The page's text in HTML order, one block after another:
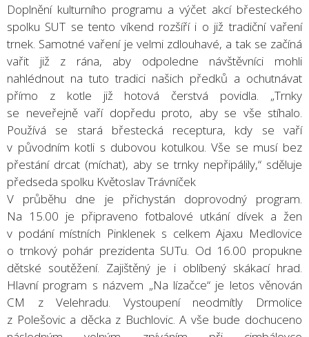
Doplnění kulturního programu a výčet akcí břesteckého
spolku SUT se tento víkend rozšíří i o již tradiční vaření
trnek. Samotné vaření je velmi zdlouhavé, a tak se začíná
vařit již z rána, aby odpoledne návštěvníci mohli
nahlédnout na tuto tradici našich předků a ochutnávat
přímo z kotle již hotová čerstvá povidla. „Trnky
se neveřejně vaří dopředu proto, aby se vše stíhalo.
Používá se stará břestecká receptura, kdy se vaří
v původním kotli s dubovou kotulkou. Vše se musí bez
přestání drcat (míchat), aby se trnky nepřipálily,“ sděluje
předseda spolku Květoslav Trávníček
V průběhu dne je přichystán doprovodný program.
Na 15.00 je připraveno fotbalové utkání dívek a žen
v podání místních Pinklenek s celkem Ajaxu Medlovice
o trnkový pohár prezidenta SUTu. Od 16.00 propukne
dětské soutěžení. Zajištěný je i oblíbený skákací hrad.
Hlavní program s názvem „Na lízačce“ je letos věnován
CM z Velehradu. Vystoupení neodmítly Drmolice
z Polešovic a děcka z Buchlovic. A vše bude dochuceno